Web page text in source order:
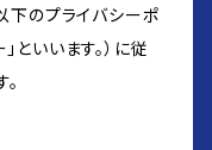
下のプライバシーポ
といいます。）に従